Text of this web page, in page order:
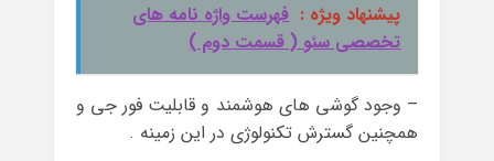
پیشنهاد ویژه : فهرست واژه نامه های
تخصصی سئو ( قسمت دوم )
– وجود گوشی های هوشمند و قابلیت فور جی و
همچنین گسترش تکنولوژی در این زمینه .